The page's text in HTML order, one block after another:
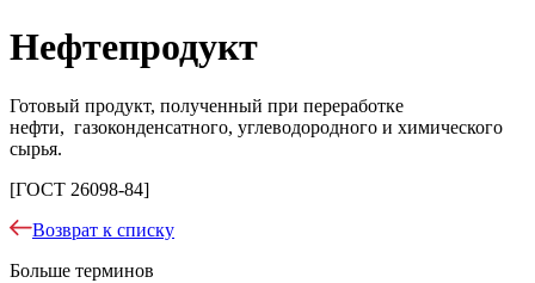
Нефтепродукт
Готовый продукт, полученный при переработке
нефти, газоконденсатного, углеводородного и химического
сырья.
[ГОСТ 26098-84]
Возврат к списку
Больше терминов